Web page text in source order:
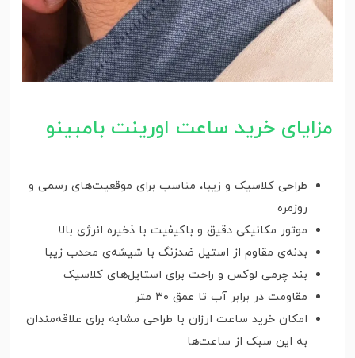
مزایای خرید ساعت اورینت بامبینو
طراحی کلاسیک و زیبا، مناسب برای موقعیت‌های رسمی و
روزمره
موتور مکانیکی دقیق و باکیفیت با ذخیره انرژی بالا
بدنه‌ی مقاوم از استیل ضدزنگ با شیشه‌ی محدب زیبا
بند چرمی لوکس و راحت برای استایل‌های کلاسیک
مقاومت در برابر آب تا عمق ۳۰ متر
امکان خرید ساعت ارزان با طراحی مشابه برای علاقه‌مندان
به این سبک از ساعت‌ها